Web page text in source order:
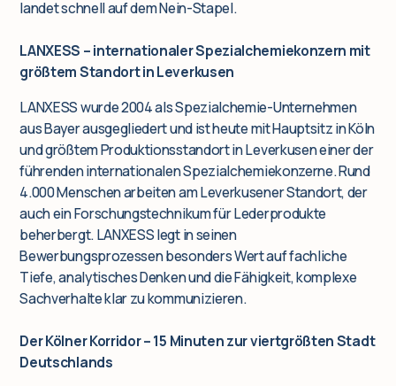
landet schnell auf dem Nein-Stapel.
LANXESS – internationaler Spezialchemiekonzern mit
größtem Standort in Leverkusen
LANXESS wurde 2004 als Spezialchemie-Unternehmen
aus Bayer ausgegliedert und ist heute mit Hauptsitz in Köln
und größtem Produktionsstandort in Leverkusen einer der
führenden internationalen Spezialchemiekonzerne. Rund
4.000 Menschen arbeiten am Leverkusener Standort, der
auch ein Forschungstechnikum für Lederprodukte
beherbergt. LANXESS legt in seinen
Bewerbungsprozessen besonders Wert auf fachliche
Tiefe, analytisches Denken und die Fähigkeit, komplexe
Sachverhalte klar zu kommunizieren.
Der Kölner Korridor – 15 Minuten zur viertgrößten Stadt
Deutschlands